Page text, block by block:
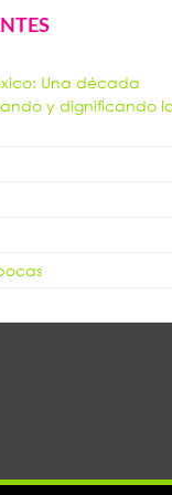
Una década
y dignificando